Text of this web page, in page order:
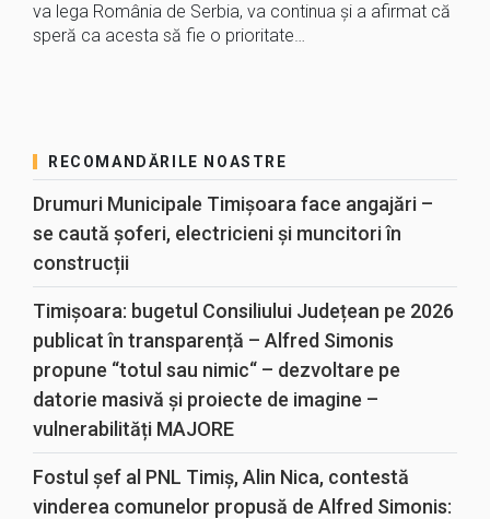
va lega România de Serbia, va continua şi a afirmat că
speră ca acesta să fie o prioritate…
RECOMANDĂRILE NOASTRE
Drumuri Municipale Timișoara face angajări –
se caută șoferi, electricieni și muncitori în
construcții
Timișoara: bugetul Consiliului Județean pe 2026
publicat în transparență – Alfred Simonis
propune “totul sau nimic“ – dezvoltare pe
datorie masivă și proiecte de imagine –
vulnerabilități MAJORE
Fostul șef al PNL Timiș, Alin Nica, contestă
vinderea comunelor propusă de Alfred Simonis: